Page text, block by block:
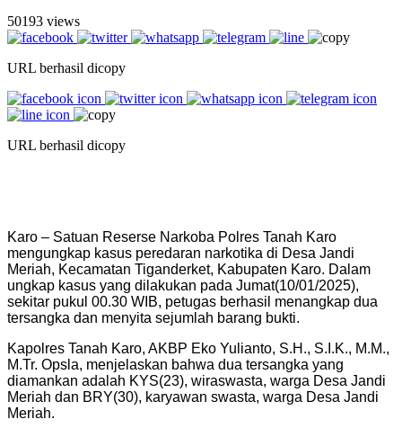
50193 views
URL berhasil dicopy
URL berhasil dicopy
Karo – Satuan Reserse Narkoba Polres Tanah Karo
mengungkap kasus peredaran narkotika di Desa Jandi
Meriah, Kecamatan Tiganderket, Kabupaten Karo. Dalam
ungkap kasus yang dilakukan pada Jumat(10/01/2025),
sekitar pukul 00.30 WIB, petugas berhasil menangkap dua
tersangka dan menyita sejumlah barang bukti.
Kapolres Tanah Karo, AKBP Eko Yulianto, S.H., S.I.K., M.M.,
M.Tr. Opsla, menjelaskan bahwa dua tersangka yang
diamankan adalah KYS(23), wiraswasta, warga Desa Jandi
Meriah dan BRY(30), karyawan swasta, warga Desa Jandi
Meriah.